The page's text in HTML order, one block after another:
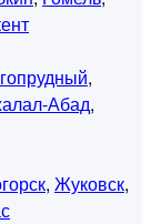
,
Абад,
, Жуковск,